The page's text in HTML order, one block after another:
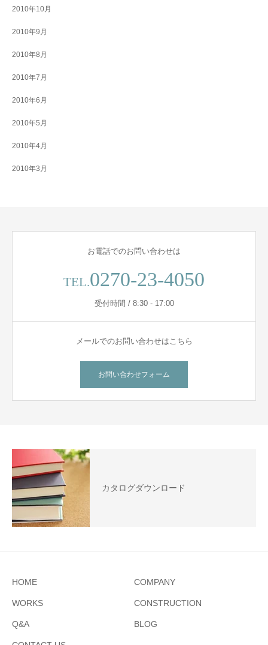
2010年10月
2010年9月
2010年8月
2010年7月
2010年6月
2010年5月
2010年4月
2010年3月
お電話でのお問い合わせは
TEL.0270-23-4050
受付時間 / 8:30 - 17:00
メールでのお問い合わせはこちら
お問い合わせフォーム
カタログダウンロード
HOME COMPANY
WORKS CONSTRUCTION
Q&A BLOG